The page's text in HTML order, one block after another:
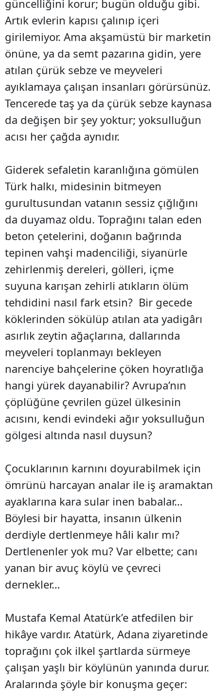
güncelliğini korur; bugün olduğu gibi.
Artık evlerin kapısı çalınıp içeri
girilemiyor. Ama akşamüstü bir marketin
önüne, ya da semt pazarına gidin, yere
atılan çürük sebze ve meyveleri
ayıklamaya çalışan insanları görürsünüz.
Tencerede taş ya da çürük sebze kaynasa
da değişen bir şey yoktur; yoksulluğun
acısı her çağda aynıdır.
Giderek sefaletin karanlığına gömülen
Türk halkı, midesinin bitmeyen
gurultusundan vatanın sessiz çığlığını
da duyamaz oldu. Toprağını talan eden
beton çetelerini, doğanın bağrında
tepinen vahşi madenciliği, siyanürle
zehirlenmiş dereleri, gölleri, içme
suyuna karışan zehirli atıkların ölüm
tehdidini nasıl fark etsin? Bir gecede
köklerinden sökülüp atılan ata yadigârı
asırlık zeytin ağaçlarına, dallarında
meyveleri toplanmayı bekleyen
narenciye bahçelerine çöken hoyratlığa
hangi yürek dayanabilir? Avrupa’nın
çöplüğüne çevrilen güzel ülkesinin
acısını, kendi evindeki ağır yoksulluğun
gölgesi altında nasıl duysun?
Çocuklarının karnını doyurabilmek için
ömrünü harcayan analar ile iş aramaktan
ayaklarına kara sular inen babalar…
Böylesi bir hayatta, insanın ülkenin
derdiyle dertlenmeye hâli kalır mı?
Dertlenenler yok mu? Var elbette; canı
yanan bir avuç köylü ve çevreci
dernekler…
Mustafa Kemal Atatürk’e atfedilen bir
hikâye vardır. Atatürk, Adana ziyaretinde
toprağını çok ilkel şartlarda sürmeye
çalışan yaşlı bir köylünün yanında durur.
Aralarında şöyle bir konuşma geçer: